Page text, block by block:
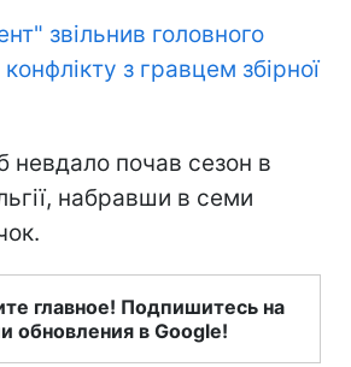
звільнив головного
з гравцем збірної
невдало почав сезон в
набравши в семи
главное! Подпишитесь на
обновления в Google!